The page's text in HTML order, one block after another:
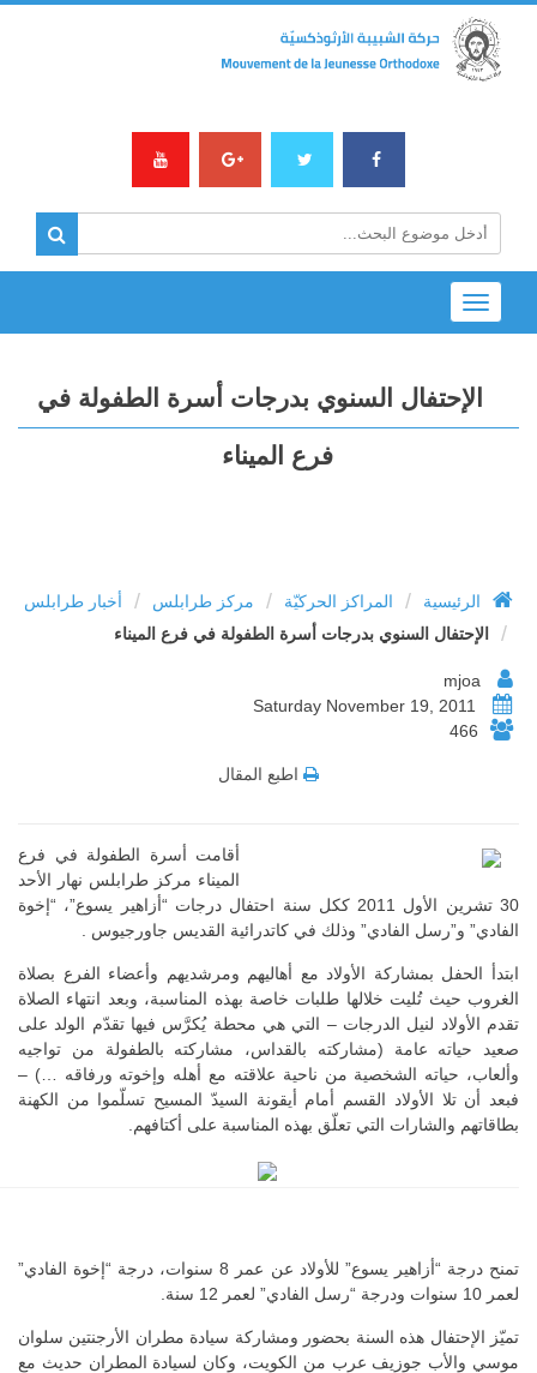
Toggle
navigation
الإحتفال السنوي بدرجات أسرة الطفولة في
فرع الميناء
الرئيسية / المراكز الحركيّة / مركز طرابلس /
أخبار طرابلس
الإحتفال السنوي بدرجات أسرة الطفولة في فرع الميناء
466
اطبع المقال
أقامت أسرة الطفولة في فرع
الميناء مركز طرابلس نهار الأحد
30 تشرين الأول 2011 ككل سنة احتفال درجات “أزاهير يسوع”، “إخوة
و”رسل الفادي” وذلك في كاتدرائية القديس جاورجيوس .
الحفل بمشاركة الأولاد مع أهاليهم ومرشديهم وأعضاء الفرع بصلاة
حيث تُليت خلالها طلبات خاصة بهذه المناسبة، وبعد انتهاء الصلاة
الأولاد لنيل الدرجات – التي هي محطة يُكرَّس فيها تقدّم الولد على
حياته عامة (مشاركته بالقداس، مشاركته بالطفولة من تواجيه
حياته الشخصية من ناحية علاقته مع أهله وإخوته ورفاقه …) –
أن تلا الأولاد القسم أمام أيقونة السيدّ المسيح تسلّموا من الكهنة
والشارات التي تعلّق بهذه المناسبة على أكتافهم.
تمنح درجة “أزاهير يسوع” للأولاد عن عمر 8 سنوات، درجة “إخوة الفادي”
الإحتفال هذه السنة بحضور ومشاركة سيادة مطران الأرجنتين سلوان
والأب جوزيف عرب من الكويت، وكان لسيادة المطران حديث مع